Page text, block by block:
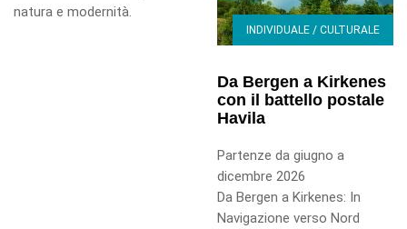
natura e modernità.
INDIVIDUALE / CULTURALE
Da Bergen a Kirkenes
con il battello postale
Havila
Partenze da giugno a
dicembre 2026
Da Bergen a Kirkenes: In
Navigazione verso Nord